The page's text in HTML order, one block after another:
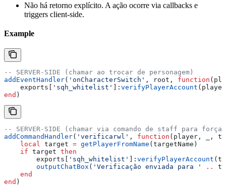
Não há retorno explícito. A ação ocorre via callbacks e
triggers client-side.
Example
-- SERVER-SIDE (chamar ao trocar de personagem)
addEventHandler( 'onCharacterSwitch' , root , function (
    exports
'sqh_whitelist' ]: verifyPlayerAccount ( player
end )
-- SERVER-SIDE (chamar via comando de staff para
addCommandHandler( 'verificarwl' , function ( player , ,
    local
target = getPlayerFromName ( targetName )
    if
target then
        exports
'sqh_whitelist' ]: verifyPlayerAccount (
        outputChatBox
( 'Verificação enviada para ' ..
    end
end )